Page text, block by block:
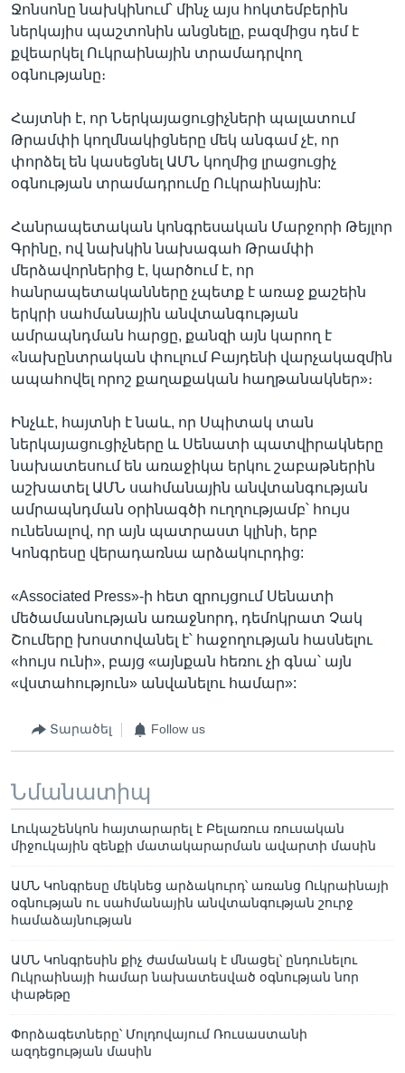
Ջոնսոնը նախկինում՝ մինչ այս հոկտեմբերին
ներկայիս պաշտոնին անցնելը, բազմիցս դեմ է
քվեարկել Ուկրաինային տրամադրվող
օգնությանը։
Հայտնի է, որ Ներկայացուցիչների պալատում
Թրամփի կողմնակիցները մեկ անգամ չէ, որ
փորձել են կասեցնել ԱՄՆ կողմից լրացուցիչ
օգնության տրամադրումը Ուկրաինային:
Հանրապետական կոնգրեսական Մարջորի Թեյլոր
Գրինը, ով նախկին նախագահ Թրամփի
մերձավորներից է, կարծում է, որ
հանրապետականները չպետք է առաջ քաշեին
երկրի սահմանային անվտանգության
ամրապնդման հարցը, քանզի այն կարող է
«նախընտրական փուլում Բայդենի վարչակազմին
ապահովել որոշ քաղաքական հաղթանակներ»։
Ինչևէ, հայտնի է նաև, որ Սպիտակ տան
ներկայացուցիչները և Սենատի պատվիրակները
նախատեսում են առաջիկա երկու շաբաթներին
աշխատել ԱՄՆ սահմանային անվտանգության
ամրապնդման օրինագծի ուղղությամբ՝ հույս
ունենալով, որ այն պատրաստ կլինի, երբ
Կոնգրեսը վերադառնա արձակուրդից:
«Associated Press»-ի հետ զրույցում Սենատի
մեծամասնության առաջնորդ, դեմոկրատ Չակ
Շումերը խոստովանել է՝ հաջողության հասնելու
«հույս ունի», բայց «այնքան հեռու չի գնա՝ այն
«վստահություն» անվանելու համար»:
Տարածել Follow us
Նմանատիպ
Լուկաշենկոն հայտարարել է Բելառուս ռուսական
միջուկային զենքի մատակարարման ավարտի մասին
ԱՄՆ Կոնգրեսը մեկնեց արձակուրդ՝ առանց Ուկրաինայի
օգնության ու սահմանային անվտանգության շուրջ
համաձայնության
ԱՄՆ Կոնգրեսին քիչ ժամանակ է մնացել՝ ընդունելու
Ուկրաինայի համար նախատեսված օգնության նոր
փաթեթը
Փորձագետները՝ Մոլդովայում Ռուսաստանի
ազդեցության մասին